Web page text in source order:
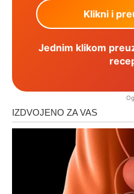
Jednim klikom